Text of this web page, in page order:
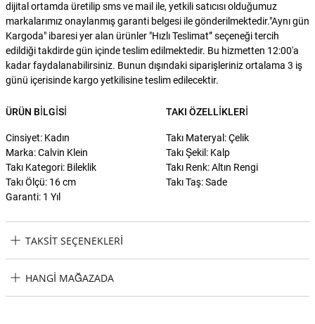
dijital ortamda üretilip sms ve mail ile, yetkili satıcısı olduğumuz
markalarımız onaylanmış garanti belgesi ile gönderilmektedir."Aynı gün
Kargoda" ibaresi yer alan ürünler "Hızlı Teslimat” seçeneği tercih
edildiği takdirde gün içinde teslim edilmektedir. Bu hizmetten 12:00'a
kadar faydalanabilirsiniz. Bunun dışındaki siparişleriniz ortalama 3 iş
günü içerisinde kargo yetkilisine teslim edilecektir.
ÜRÜN BILGISI
Cinsiyet: Kadın
Marka: Calvin Klein
Takı Kategori: Bileklik
Takı Ölçü: 16 cm
Garanti: 1 Yıl
TAKI ÖZELLIKLERI
Takı Materyal: Çelik
Takı Şekil: Kalp
Takı Renk: Altın Rengi
Takı Taş: Sade
TAKSIT SEÇENEKLERI
HANGI MAĞAZADA